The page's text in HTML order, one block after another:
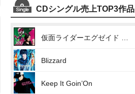
CDシングル売上TOP3作品
Blizzard
Keep It Goin’On